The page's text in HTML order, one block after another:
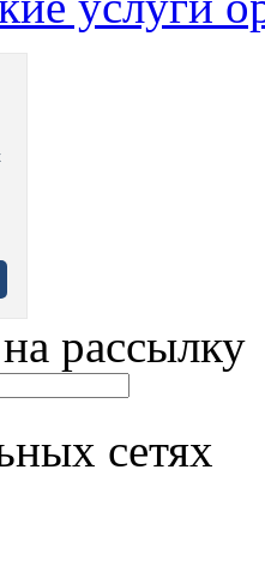
рассылку
сетях